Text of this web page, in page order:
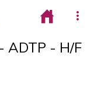
ADTP - H/F